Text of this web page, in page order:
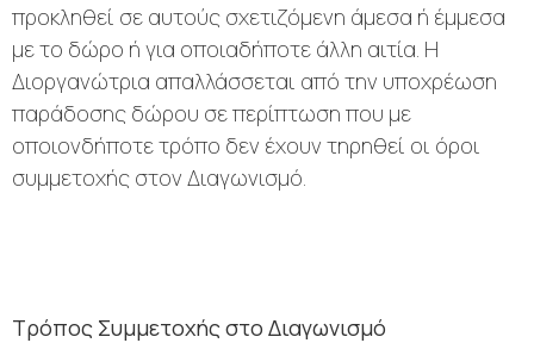
προκληθεί σε αυτούς σχετιζόμενη άμεσα ή έμμεσα
με το δώρο ή για οποιαδήποτε άλλη αιτία. Η
Διοργανώτρια απαλλάσσεται από την υποχρέωση
παράδοσης δώρου σε περίπτωση που με
οποιονδήποτε τρόπο δεν έχουν τηρηθεί οι όροι
συμμετοχής στον Διαγωνισμό.
Τρόπος Συμμετοχής στο Διαγωνισμό